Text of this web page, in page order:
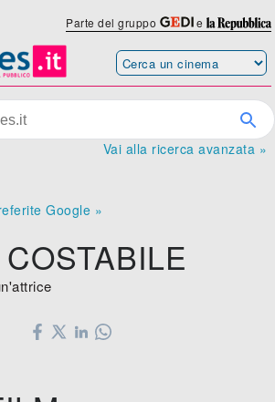
Parte del gruppo e
Vai alla ricerca avanzata »
Google »